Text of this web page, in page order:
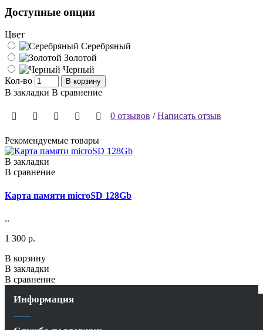
Доступные опции
Цвет
Серебряный
Золотой
Черный
Кол-во
В корзину
В закладки В сравнение
0 отзывов /Написать отзыв
Рекомендуемые товары
В закладки
В сравнение
Карта памяти microSD 128Gb
..
1 300 р.
В корзину
В закладки
В сравнение
Информация